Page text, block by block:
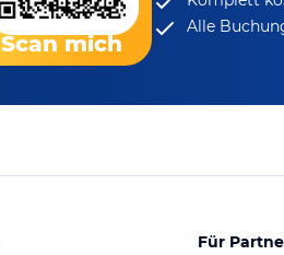
Scan mich
Alle
Für